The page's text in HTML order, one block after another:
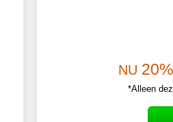
NU 20%
*Alleen